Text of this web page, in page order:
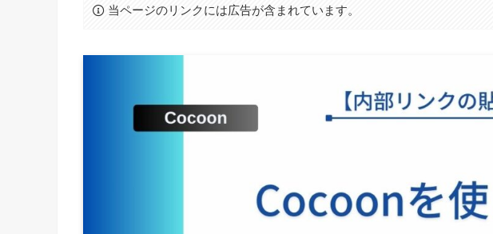
当ページのリンクには広告が含まれています。